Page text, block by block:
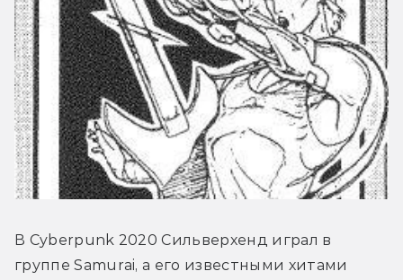
В Cyberpunk 2020 Сильверхенд играл в
группе Samurai, а его известными хитами